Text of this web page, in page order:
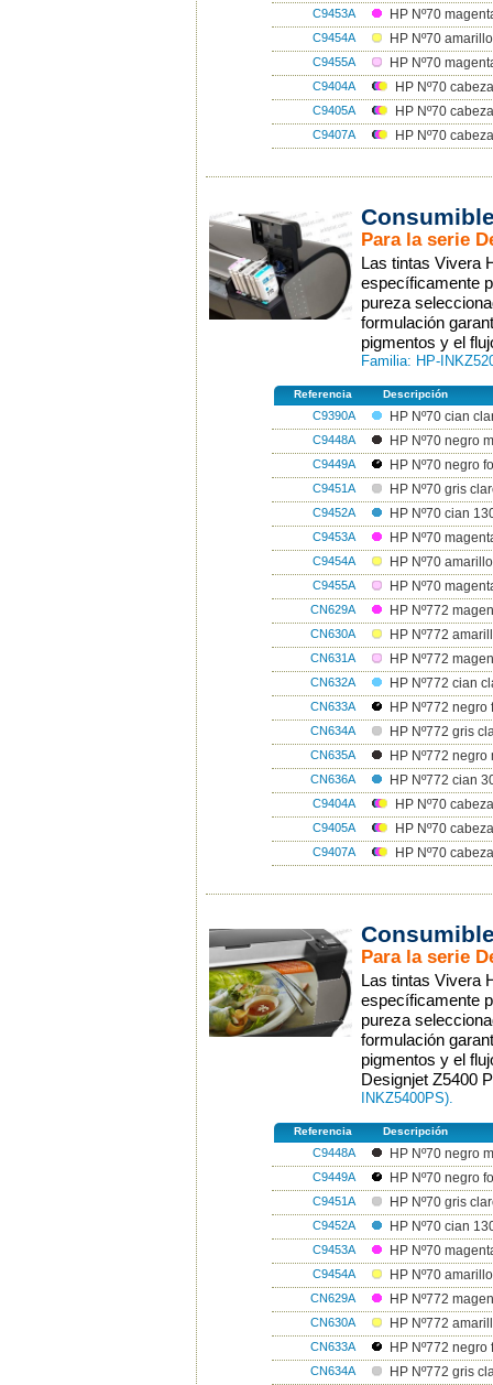
C9453A HP Nº70
C9454A HP Nº70
C9455A HP Nº70
C9404A HP Nº70
C9405A HP Nº70
C9407A HP Nº70
Para la serie
Las tintas Vivera
específicamente
pureza
formulación
pigmentos y el
Familia: HP-
Referencia Descripción
C9390A HP Nº70 cian
C9448A HP Nº70 negro
C9449A HP Nº70 negro
C9451A HP Nº70 gris
C9452A HP Nº70 cian
C9453A HP Nº70
C9454A HP Nº70
C9455A HP Nº70
CN629A HP Nº772
CN630A HP Nº772
CN631A HP Nº772
CN632A HP Nº772 cian
CN633A HP Nº772 negro
CN634A HP Nº772 gris
CN635A HP Nº772 negro
CN636A HP Nº772 cian
C9404A HP Nº70
C9405A HP Nº70
C9407A HP Nº70
Para la serie
Las tintas Vivera
específicamente
pureza
formulación
pigmentos y el
Designjet Z5400
INKZ5400PS).
Referencia Descripción
C9448A HP Nº70 negro
C9449A HP Nº70 negro
C9451A HP Nº70 gris
C9452A HP Nº70 cian
C9453A HP Nº70
C9454A HP Nº70
CN629A HP Nº772
CN630A HP Nº772
CN633A HP Nº772 negro
CN634A HP Nº772 gris